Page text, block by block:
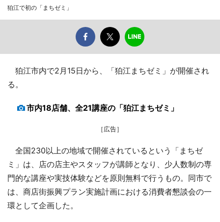
狛江で初の「まちゼミ」
狛江市内で2月15日から、「狛江まちゼミ」が開催され
る。
市内18店舗、全21講座の「狛江まちゼミ」
［広告］
全国230以上の地域で開催されているという「まちゼ
ミ」は、店の店主やスタッフが講師となり、少人数制の専
門的な講座や実技体験などを原則無料で行うもの。同市で
は、商店街振興プラン実施計画における消費者懇談会の一
環として企画した。